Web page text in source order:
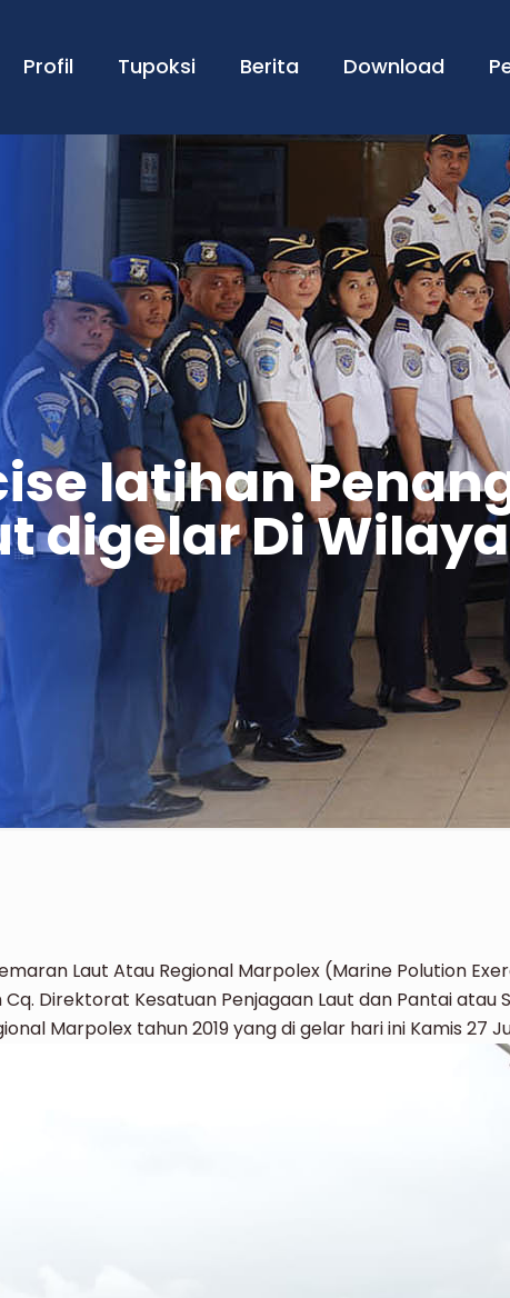
Profil Tupoksi Berita Download
latihan
digelar Di
Laut Atau Regional Marpolex (Marine Polution
Cq. Direktorat Kesatuan Penjagaan Laut dan Pantai
Marpolex tahun 2019 yang di gelar hari ini Kamis 27